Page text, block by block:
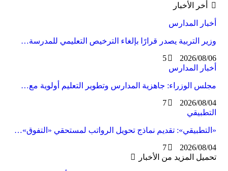
أخر الأخبار
أخبار المدارس
وزير التربية يصدر قرارًا بإلغاء الترخيص التعليمي للمدرسة…
2026/08/06
5
أخبار المدارس
مجلس الوزراء: جاهزية المدارس وتطوير التعليم أولوية مع…
2026/08/04
7
التطبيقي
«التطبيقي»: تقديم نماذج تحويل الرواتب لمستحقي «التفوق»…
2026/08/04
7
تحميل المزيد من الأخبار